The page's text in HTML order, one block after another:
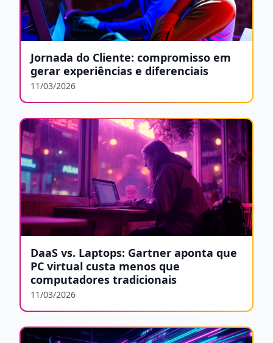
Jornada do Cliente: compromisso em
gerar experiências e diferenciais
11/03/2026
DaaS vs. Laptops: Gartner aponta que
PC virtual custa menos que
computadores tradicionais
11/03/2026